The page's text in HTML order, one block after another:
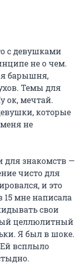
с девушками
не о чем.
барышня,
Темы для
ок, мечтай.
которые
не
для знакомств —
чисто для
и это
мне написала
свои
целлюлитный
Я был в шоке.
всплыло